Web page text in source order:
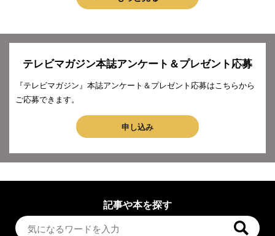
テレビマガジン本誌アンケート＆プレゼント応募
『テレビマガジン』本誌アンケート＆プレゼント応募はこちらから
ご応募できます。
申し込み
記事や本を探す